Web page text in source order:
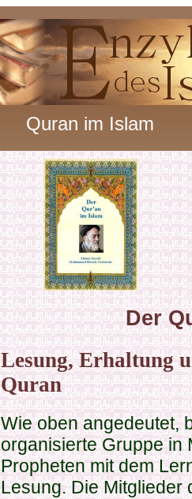
Quran im Islam
Der
Lesung, Erhaltung
Quran
Wie oben angedeutet,
organisierte Gruppe in
Propheten mit dem
Lesung. Die Mitglieder